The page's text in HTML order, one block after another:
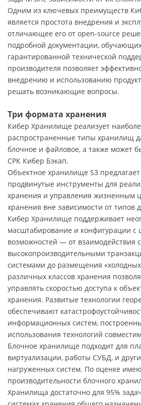
Одним из ключевых преимуществ
является простота внедрения и
отличающее его от open-source
подробной документации,
гарантированной технической
производителя позволяет
внедрению и использованию
решать возникающие вопросы.
Три формата хранения
Кибер Хранилище реализует
распространенные типы хранилищ
блочное и файловое, а также может
СРК Кибер Бэкап.
Объектное хранилище S3
продвинутые инструменты для
хранения и управления жизненным
хранения вне зависимости от типов
Кибер Хранилище поддерживает
масштабирование и конфигурации с
возможностей — от взаимодействия с
высокопроизводительными
системами до размещения
различных классов хранения
управлять скоростью доступа к
хранения. Развитые технологии
обеспечивают
информационных систем,
использования технологий
Блочное хранилище подходит для
виртуализации, работы СУБД, и
нагруженных систем. По оценке
производительности блочного
Хранилища достаточно для 95%